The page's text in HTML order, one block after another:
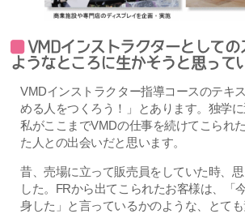
VMDインストラクターとして
ようなところに生かそうと思って
VMDインストラクター指導コースのテキ
める人をつくろう！」とあります。独学に
私がここまでVMDの仕事を続けてこられ
た人との出会いだと思います。
昔、売場に立って販売員をしていた時、
した。FRから出てこられたお客様は、「
身した」と言っているかのような、とて